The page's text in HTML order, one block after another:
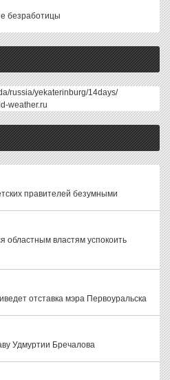
безработицы
russia/yekaterinburg/14days/
weather.ru
правителей безумными
областным властям успокоить
отставка мэра Первоуральска
Удмуртии Бречалова